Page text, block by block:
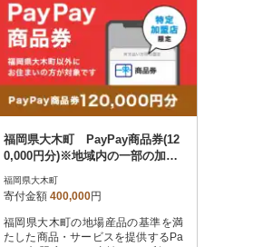
福岡県大木町 PayPay商品券(12
0,000円分)※地域内の一部の加盟
福岡県大木町
寄付金額 400,000円
福岡県大木町の地場産品の基準を満
たした商品・サービスを提供するPa